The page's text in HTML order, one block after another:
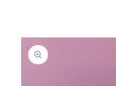
directamente
información